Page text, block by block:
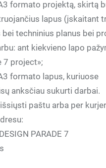
formato projektą, skirtą
lapus (įskaitant
bei techninius planus bei
ant kiekvieno lapo
7 project»;
formato lapus, kuriuose
anksčiau sukurti darbai.
paštu arba per
PARADE 7